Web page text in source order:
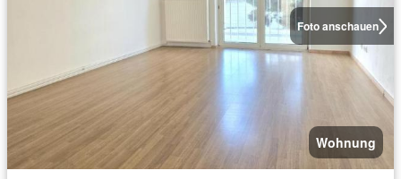
Foto anschauen
Wohnung